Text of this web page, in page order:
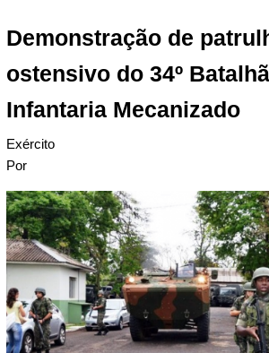
Demonstração de
ostensivo do 34º
Infantaria Mecanizado
Exército
Por